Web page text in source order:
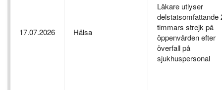
17.07.2026 Hälsa
Läkare utlyser
delstatsomfattande
timmars strejk på
öppenvården efter
överfall på
sjukhuspersonal